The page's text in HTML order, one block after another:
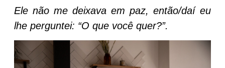
Ele não me deixava em paz, então/daí eu
lhe perguntei: “O que você quer?”.